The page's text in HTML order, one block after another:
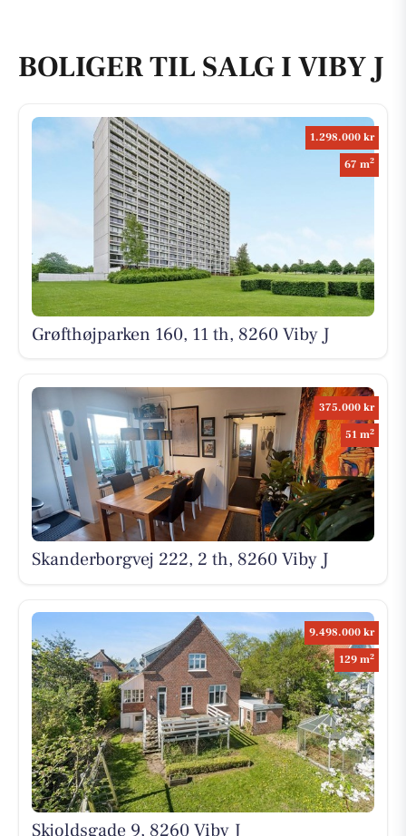
BOLIGER TIL SALG I VIBY J
1.298.000 kr
67 m2
Grøfthøjparken 160, 11 th, 8260 Viby J
375.000 kr
51 m2
Skanderborgvej 222, 2 th, 8260 Viby J
9.498.000 kr
129 m2
Skjoldsgade 9, 8260 Viby J